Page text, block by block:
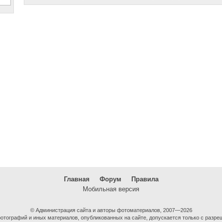
Главная Форум
Правила
Мобильная версия
© Администрация сайта и авторы фотоматериалов, 2007—2026
и иных материалов, опубликованных на сайте, допускается только с